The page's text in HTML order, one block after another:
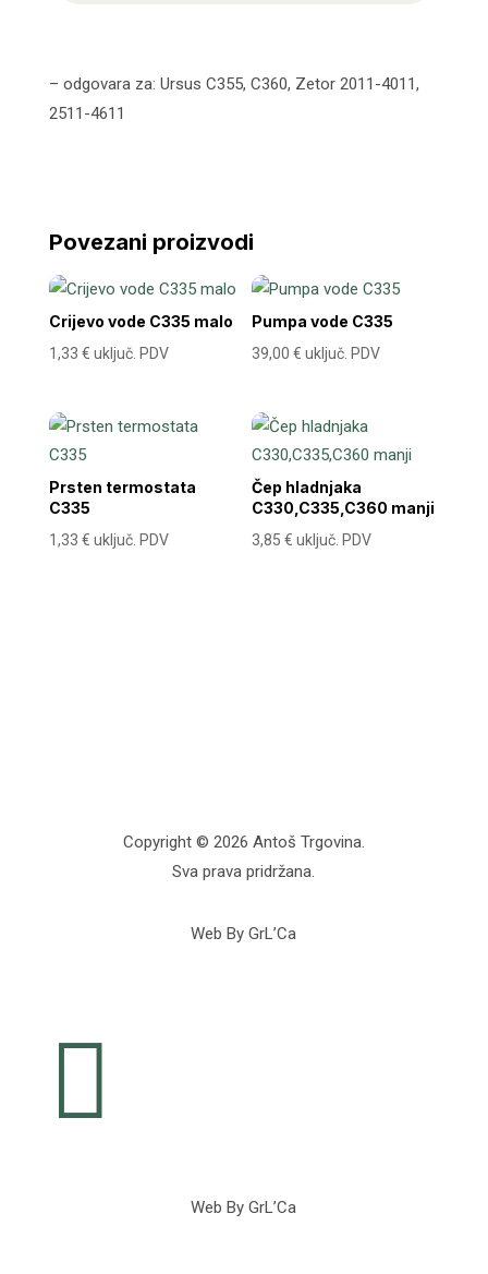
– odgovara za: Ursus C355, C360, Zetor 2011-4011,
2511-4611
Povezani proizvodi
Crijevo vode C335 malo
1,33 € uključ. PDV
Pumpa vode C335
39,00€ uključ. PDV
Prsten termostata
C335
1,33 € uključ. PDV
Čep hladnjaka
C330,C335,C360 manji
3,85€ uključ. PDV
Copyright © 2026 Antoš Trgovina.
Sva prava pridržana.
Web By GrL’Ca

Web By GrL’Ca